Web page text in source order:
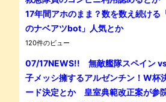
17年間アホのまま？数を数え続ける
のナベアツbot」人気とか
120件のビュー
07/17NEWS!! 無敵艦隊スペイン
子メッシ擁するアルゼンチン！W杯
ード決定とか 皇室典範改正案が参